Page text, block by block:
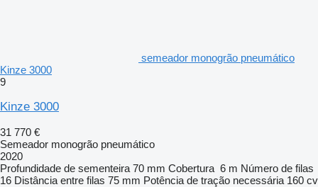
semeador monogrão pneumático
Kinze 3000
9
Kinze 3000
31 770 €
Semeador monogrão pneumático
2020
Profundidade de sementeira 70 mm Cobertura 6 m Número de filas
16 Distância entre filas 75 mm Potência de tração necessária 160 cv